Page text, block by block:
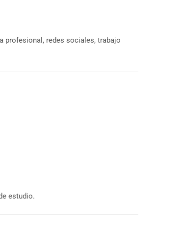
profesional, redes sociales, trabajo
estudio.